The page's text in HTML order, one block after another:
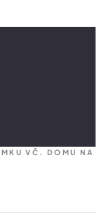
VČ. DOMU NA